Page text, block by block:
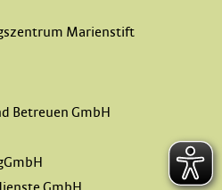
Marienstift
Betreuen GmbH